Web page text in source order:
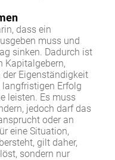
dass ein
muss und
sinken. Dadurch ist
Kapitalgebern,
Eigenständigkeit
Erfolg
leisten. Es muss
jedoch darf das
oder an
eine Situation,
gilt daher,
sondern nur